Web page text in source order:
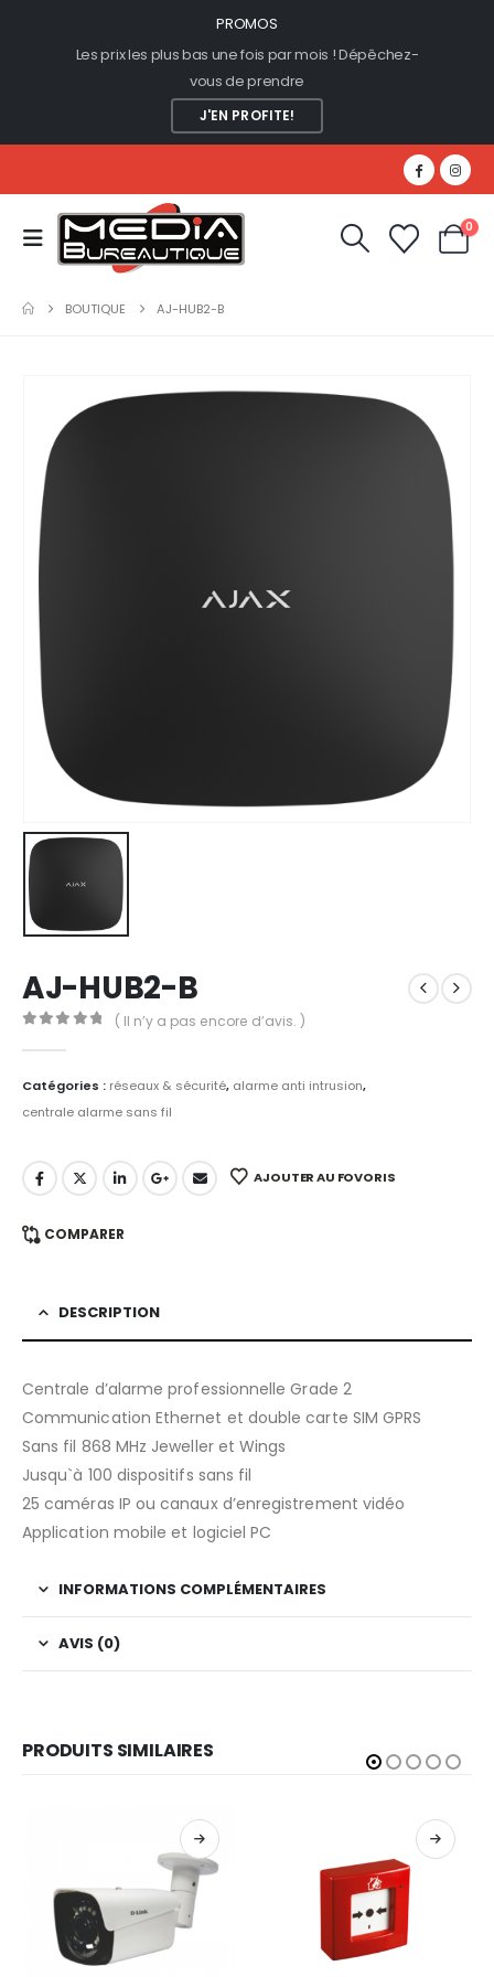
PROMOS
Les prix les plus bas une fois par mois ! Dépêchez-
vous de prendre
J'EN PROFITE!
0
BOUTIQUE AJ-HUB2-B
AJ-HUB2-B
( Il n’y a pas encore d’avis. )
Catégories : réseaux & sécurité, alarme anti intrusion,
centrale alarme sans fil
AJOUTER AU FOVORIS
COMPARER
DESCRIPTION
Centrale d’alarme professionnelle Grade 2
Communication Ethernet et double carte SIM GPRS
Sans fil 868 MHz Jeweller et Wings
Jusqu`à 100 dispositifs sans fil
25 caméras IP ou canaux d’enregistrement vidéo
Application mobile et logiciel PC
INFORMATIONS COMPLÉMENTAIRES
AVIS (0)
PRODUITS SIMILAIRES